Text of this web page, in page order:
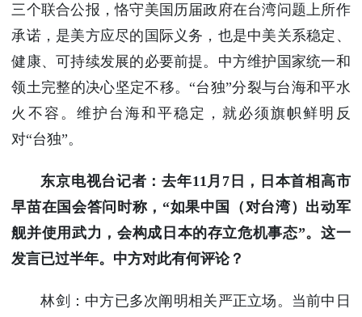
三个联合公报，恪守美国历届政府在台湾问题上所作
承诺，是美方应尽的国际义务，也是中美关系稳定、
健康、可持续发展的必要前提。中方维护国家统一和
领土完整的决心坚定不移。“台独”分裂与台海和平水
火不容。维护台海和平稳定，就必须旗帜鲜明反
对“台独”。
东京电视台记者：去年11月7日，日本首相高市
早苗在国会答问时称，“如果中国（对台湾）出动军
舰并使用武力，会构成日本的存立危机事态”。这一
发言已过半年。中方对此有何评论？
林剑：中方已多次阐明相关严正立场。当前中日